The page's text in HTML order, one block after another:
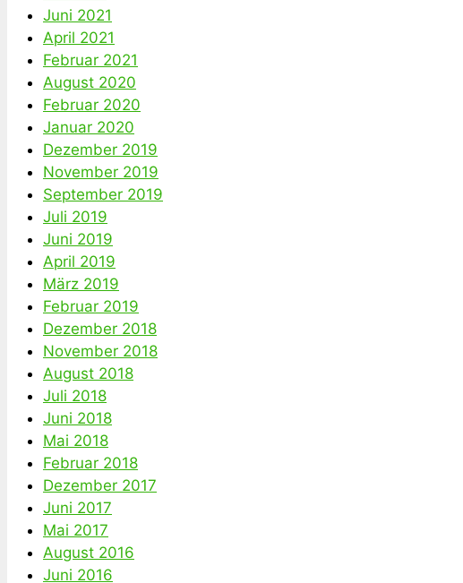
Juni 2021
April 2021
Februar 2021
August 2020
Februar 2020
Januar 2020
Dezember 2019
November 2019
September 2019
Juli 2019
Juni 2019
April 2019
März 2019
Februar 2019
Dezember 2018
November 2018
August 2018
Juli 2018
Juni 2018
Mai 2018
Februar 2018
Dezember 2017
Juni 2017
Mai 2017
August 2016
Juni 2016